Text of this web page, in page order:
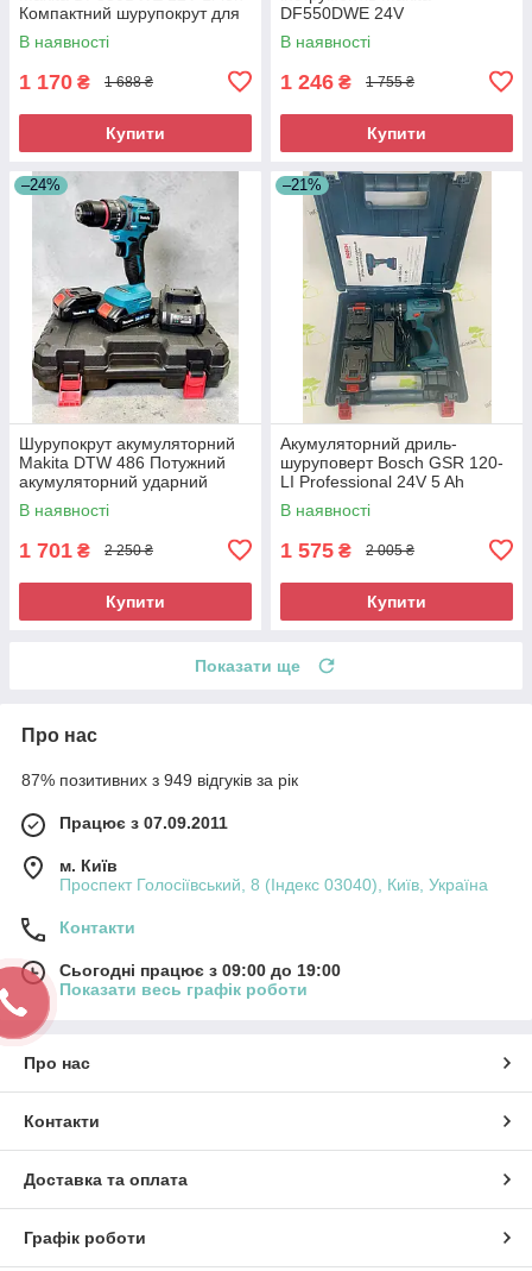
Компактний шурупокрут для
дому
В наявності
1 170 ₴ 1 688 ₴
Купити
DF550DWE 24V
Акумуляторний шурупокрут із
комплектом інструментів
В наявності
1 246 ₴ 1 755 ₴
Купити
–24%
Шурупокрут акумуляторний
Makita DTW 486 Потужний
акумуляторний ударний
шурупокрут
В наявності
1 701 ₴ 2 250 ₴
Купити
–21%
Акумуляторний дриль-
шуруповерт Bosch GSR 120-
LI Professional 24V 5 Ah
Ударний акумуляторний
шуруповерт
В наявності
1 575 ₴ 2 005 ₴
Купити
Показати ще
Про нас
87% позитивних з 949 відгуків за рік
Працює з 07.09.2011
м. Київ
Проспект Голосіївський, 8 (Індекс 03040), Київ, Україна
Контакти
Сьогодні працює з 09:00 до 19:00
Показати весь графік роботи
Про нас
Контакти
Доставка та оплата
Графік роботи